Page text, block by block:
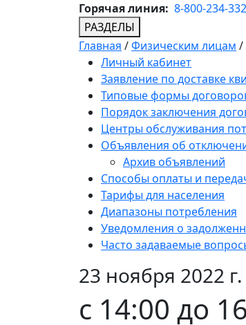
Горячая линия: 8-800-234-
РАЗДЕЛЫ
Главная /Физическим лицам /
Личный кабинет
Заявление по доставке
Типовые формы
Порядок заключения
Центры обслуживания
Объявления об
Архив объявлений
Способы оплаты и
Тарифы для населения
Диапазоны потребления
Уведомления о
Часто задаваемые
23 ноября 2022 г.
с 14:00 до